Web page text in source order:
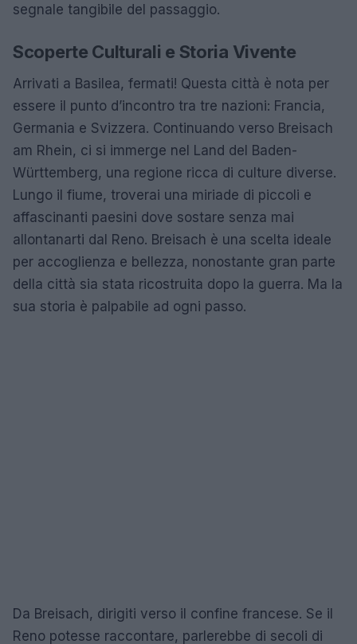
segnale tangibile del passaggio.
Scoperte Culturali e Storia Vivente
Arrivati a Basilea, fermati! Questa città è nota per
essere il punto d’incontro tra tre nazioni: Francia,
Germania e Svizzera. Continuando verso Breisach
am Rhein, ci si immerge nel Land del Baden-
Württemberg, una regione ricca di culture diverse.
Lungo il fiume, troverai una miriade di piccoli e
affascinanti paesini dove sostare senza mai
allontanarti dal Reno. Breisach è una scelta ideale
per accoglienza e bellezza, nonostante gran parte
della città sia stata ricostruita dopo la guerra. Ma la
sua storia è palpabile ad ogni passo.
Da Breisach, dirigiti verso il confine francese. Se il
Reno potesse raccontare, parlerebbe di secoli di